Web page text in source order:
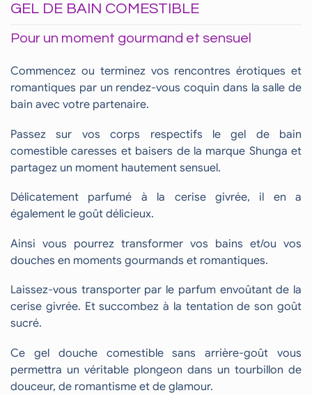
GEL DE BAIN COMESTIBLE
Pour un moment gourmand et sensuel
Commencez ou terminez vos rencontres érotiques et
romantiques par un rendez-vous coquin dans la salle de
bain avec votre partenaire.
Passez sur vos corps respectifs le gel de bain
comestible caresses et baisers de la marque Shunga et
partagez un moment hautement sensuel.
Délicatement parfumé à la cerise givrée, il en a
également le goût délicieux.
Ainsi vous pourrez transformer vos bains et/ou vos
douches en moments gourmands et romantiques.
Laissez-vous transporter par le parfum envoûtant de la
cerise givrée. Et succombez à la tentation de son goût
sucré.
Ce gel douche comestible sans arrière-goût vous
permettra un véritable plongeon dans un tourbillon de
douceur, de romantisme et de glamour.